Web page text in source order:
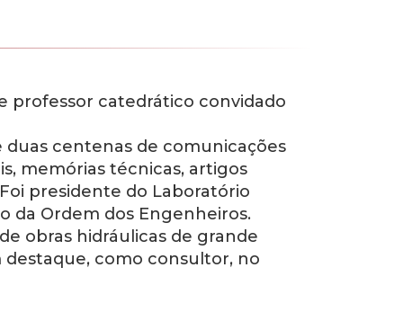
professor catedrático convidado
centenas de comunicações
memórias técnicas, artigos
presidente do Laboratório
da Ordem dos Engenheiros.
obras hidráulicas de grande
como consultor, no